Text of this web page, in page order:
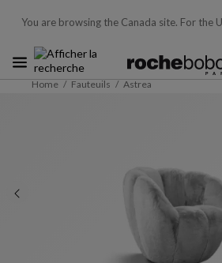
You are browsing the Canada site. For the
Home Fauteuils Astrea